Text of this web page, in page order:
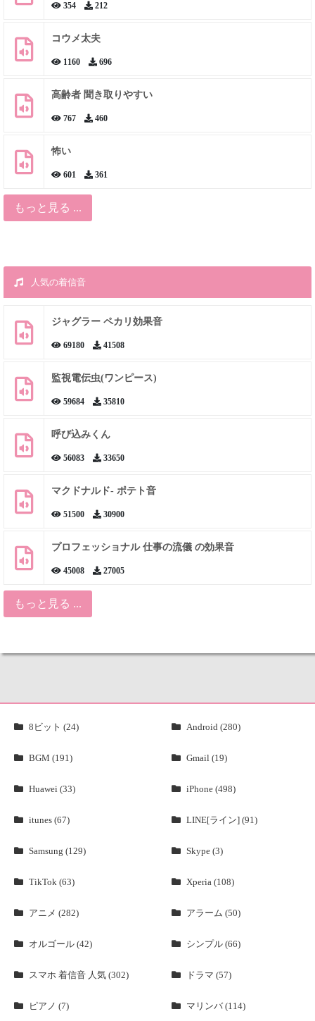
354 212
コウメ太夫
1160 696
高齢者 聞き取りやすい
767 460
怖い
601 361
もっと見る ...
人気の着信音
ジャグラー ペカリ効果音
69180 41508
監視電伝虫(ワンピース)
59684 35810
呼び込みくん
56083 33650
マクドナルド- ポテト音
51500 30900
プロフェッショナル 仕事の流儀 の効果音
45008 27005
もっと見る ...
8ビット (24) Android (280)
BGM (191) Gmail (19)
Huawei (33) iPhone (498)
itunes (67) LINE[ライン] (91)
Samsung (129) Skype (3)
TikTok (63) Xperia (108)
アニメ (282) アラーム (50)
オルゴール (42) シンプル (66)
スマホ 着信音 人気 (302) ドラマ (57)
ピアノ (7) マリンバ (114)